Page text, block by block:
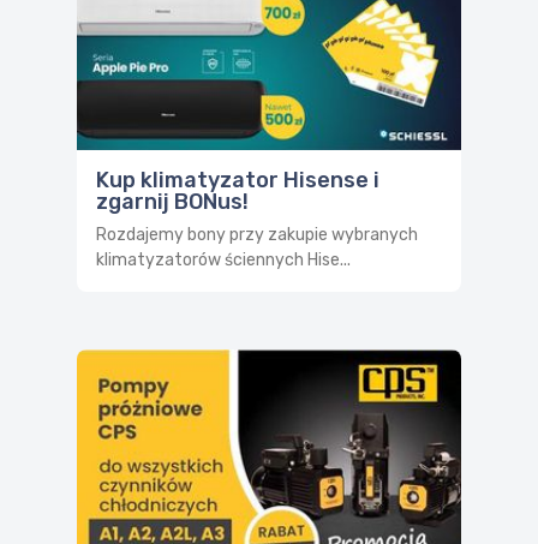
Kup klimatyzator Hisense i
zgarnij BONus!
Rozdajemy bony przy zakupie wybranych
klimatyzatorów ściennych Hise...